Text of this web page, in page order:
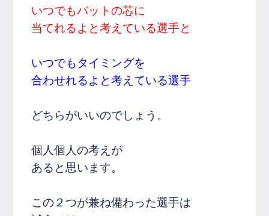
いつでもバットの芯に
当てれるよと考えている選手と
いつでもタイミングを
合わせれるよと考えている選手
どちらがいいのでしょう。
個人個人の考えが
あると思います。
この２つが兼ね備わった選手は